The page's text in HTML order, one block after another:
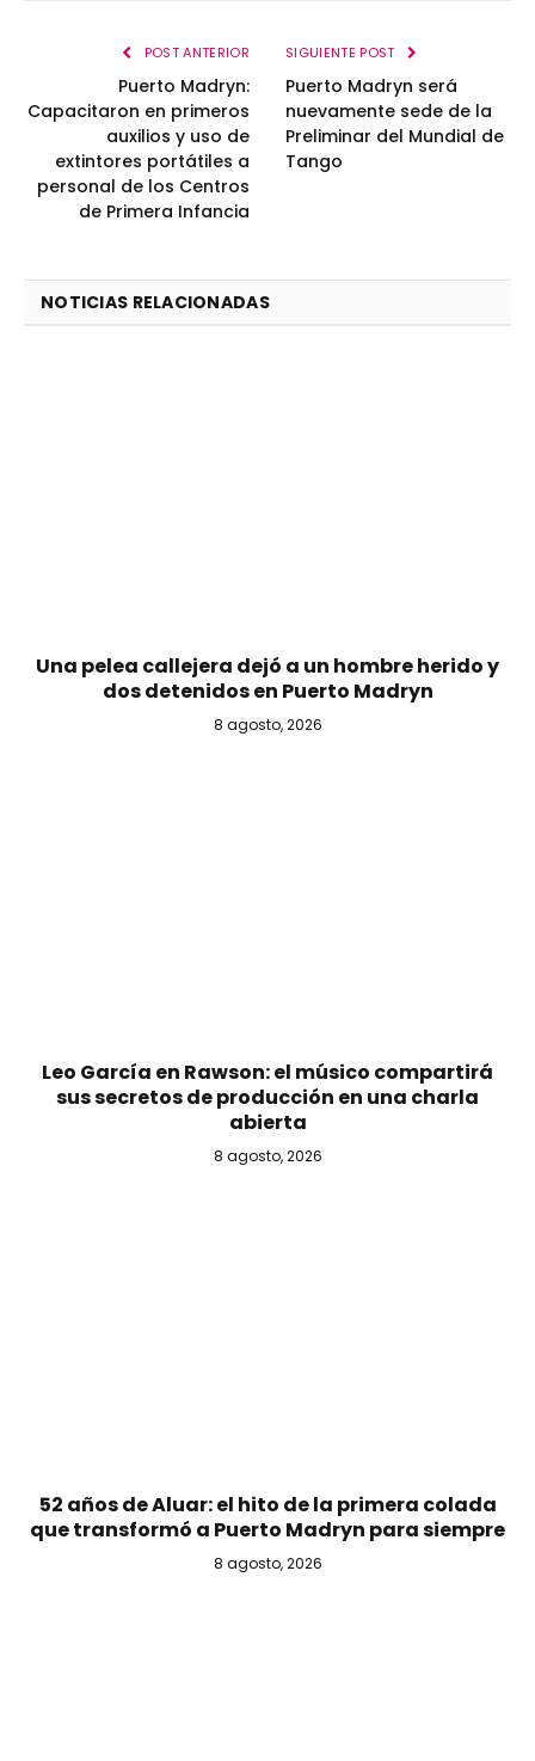
POST ANTERIOR
Puerto Madryn:
Capacitaron en primeros
auxilios y uso de
extintores portátiles a
personal de los Centros
de Primera Infancia
SIGUIENTE POST
Puerto Madryn será
nuevamente sede de la
Preliminar del Mundial de
Tango
NOTICIAS RELACIONADAS
Una pelea callejera dejó a un hombre herido y
dos detenidos en Puerto Madryn
8 agosto, 2026
Leo García en Rawson: el músico compartirá
sus secretos de producción en una charla
abierta
8 agosto, 2026
52 años de Aluar: el hito de la primera colada
que transformó a Puerto Madryn para siempre
8 agosto, 2026